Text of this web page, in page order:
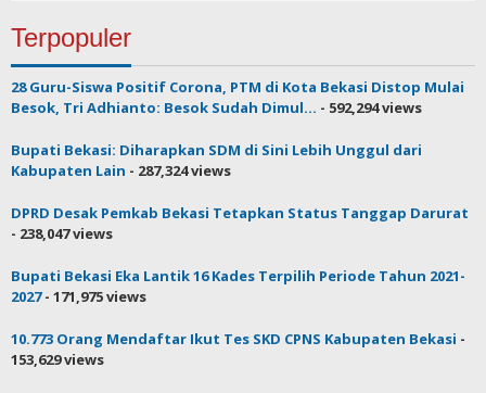
Terpopuler
28 Guru-Siswa Positif Corona, PTM di Kota Bekasi Distop Mulai
Besok, Tri Adhianto: Besok Sudah Dimul... - 592,294 views
Bupati Bekasi: Diharapkan SDM di Sini Lebih Unggul dari
Kabupaten Lain - 287,324 views
DPRD Desak Pemkab Bekasi Tetapkan Status Tanggap Darurat
- 238,047 views
Bupati Bekasi Eka Lantik 16 Kades Terpilih Periode Tahun 2021-
2027- 171,975 views
10.773 Orang Mendaftar Ikut Tes SKD CPNS Kabupaten Bekasi -
153,629 views